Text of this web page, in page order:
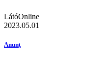
LátóOnline
2023.05.01
Anunţ